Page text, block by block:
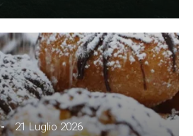
21 Luglio 2026